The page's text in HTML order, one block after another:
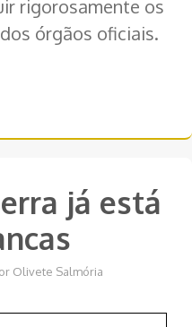
rigorosamente os
órgãos oficiais.
já está
Olivete Salmória